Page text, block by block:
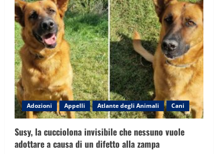
cani
dei
canili
di
Roma.
La
garante:
“Così
sosteniamo
le
famiglie
con
fragilità
economiche
e
gli
animali”
Adozioni Appelli Atlante degli Animali Cani
Susy, la cucciolona invisibile che nessuno vuole
adottare a causa di un difetto alla zampa